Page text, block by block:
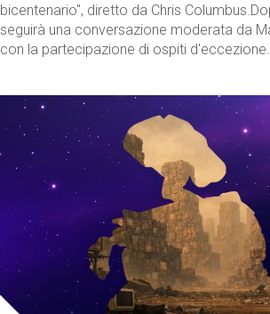
bicentenario", diretto da Chris
seguirà una conversazione moderata da
con la partecipazione di ospiti d'eccezione.